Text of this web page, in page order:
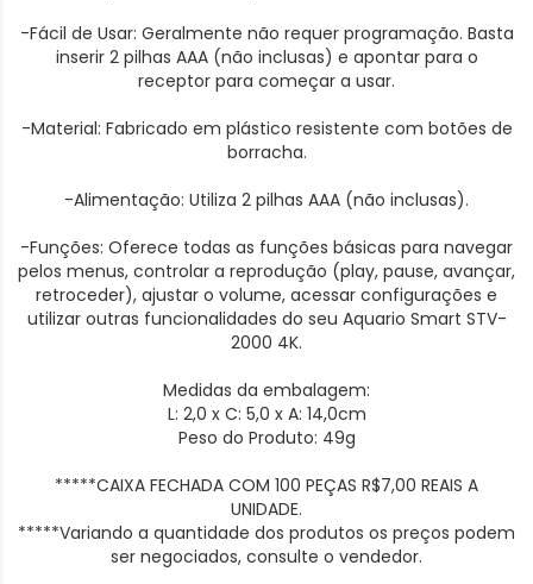
-Fácil de Usar: Geralmente não requer programação. Basta
inserir 2 pilhas AAA (não inclusas) e apontar para o
receptor para começar a usar.
-Material: Fabricado em plástico resistente com botões de
borracha.
-Alimentação: Utiliza 2 pilhas AAA (não inclusas).
-Funções: Oferece todas as funções básicas para navegar
pelos menus, controlar a reprodução (play, pause, avançar,
retroceder), ajustar o volume, acessar configurações e
utilizar outras funcionalidades do seu Aquario Smart STV-
2000 4K.
Medidas da embalagem:
L: 2,0 x C: 5,0 x A: 14,0cm
Peso do Produto: 49g
*****CAIXA FECHADA COM 100 PEÇAS R$7,00 REAIS A
UNIDADE.
*****Variando a quantidade dos produtos os preços podem
ser negociados, consulte o vendedor.